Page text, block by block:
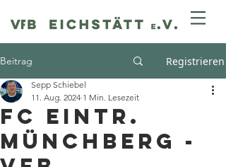
Beitrag Registrieren
FC Eintr.
Münchberg -
Sepp Schiebel
11. Aug. 2024 1 Min. Lesezeit